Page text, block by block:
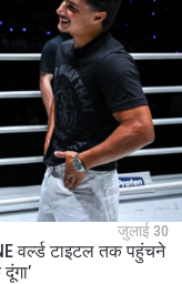
जुलाई 30
वर्ल्ड टाइटल तक पहुंचने